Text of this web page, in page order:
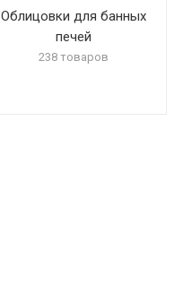
Облицовки для банных
печей
238 товаров